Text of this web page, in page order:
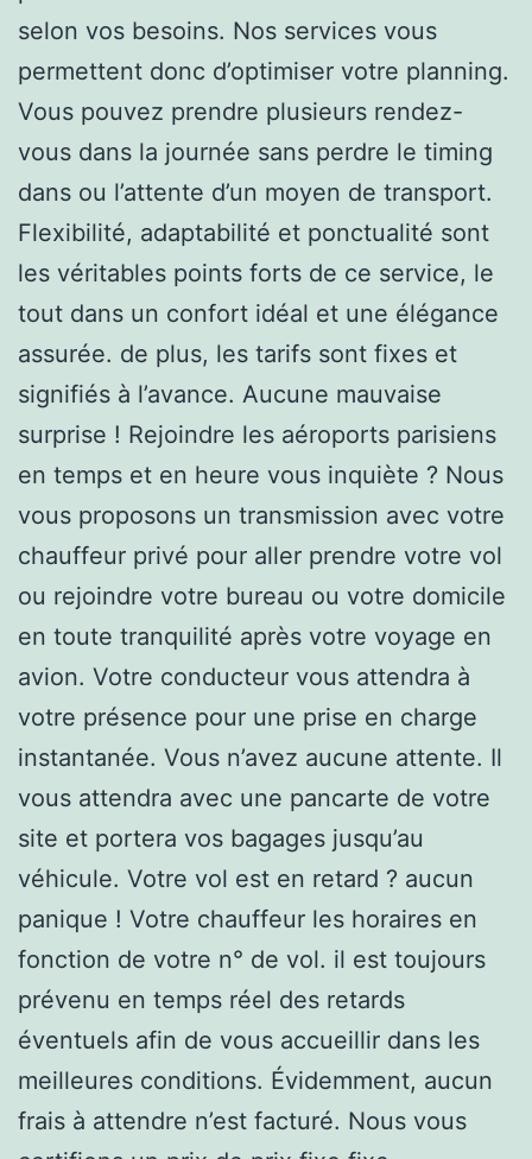
selon vos besoins. Nos services vous
permettent donc d’optimiser votre planning.
Vous pouvez prendre plusieurs rendez-
vous dans la journée sans perdre le timing
dans ou l’attente d’un moyen de transport.
Flexibilité, adaptabilité et ponctualité sont
les véritables points forts de ce service, le
tout dans un confort idéal et une élégance
assurée. de plus, les tarifs sont fixes et
signifiés à l’avance. Aucune mauvaise
surprise ! Rejoindre les aéroports parisiens
en temps et en heure vous inquiète ? Nous
vous proposons un transmission avec votre
chauffeur privé pour aller prendre votre vol
ou rejoindre votre bureau ou votre domicile
en toute tranquilité après votre voyage en
avion. Votre conducteur vous attendra à
votre présence pour une prise en charge
instantanée. Vous n’avez aucune attente. Il
vous attendra avec une pancarte de votre
site et portera vos bagages jusqu’au
véhicule. Votre vol est en retard ? aucun
panique ! Votre chauffeur les horaires en
fonction de votre n° de vol. il est toujours
prévenu en temps réel des retards
éventuels afin de vous accueillir dans les
meilleures conditions. Évidemment, aucun
frais à attendre n’est facturé. Nous vous